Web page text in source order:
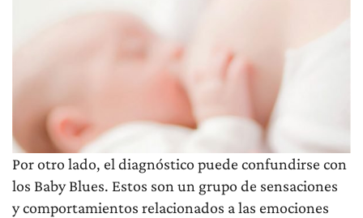
Por otro lado, el diagnóstico puede confundirse con
los Baby Blues. Estos son un grupo de sensaciones
y comportamientos relacionados a las emociones